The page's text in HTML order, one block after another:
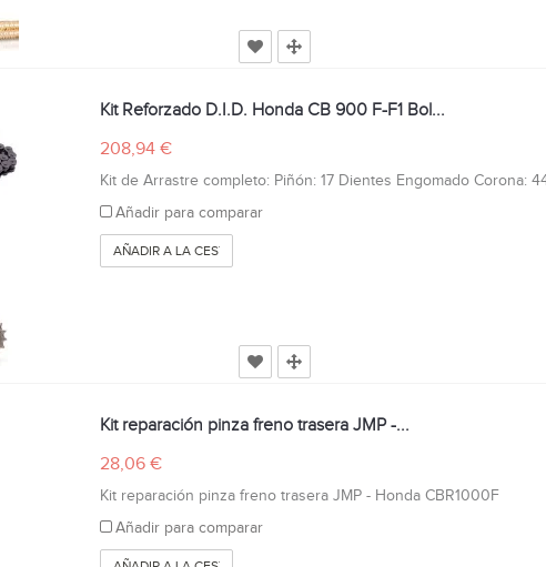
Kit Reforzado D.I.D. Honda CB 900 F-F1 Bol...
208,94 €
Kit de Arrastre completo: Piñón: 17 Dientes Engomado Corona:
Añadir para comparar
AÑADIR A LA CESTA
Kit reparación pinza freno trasera JMP -...
28,06 €
Kit reparación pinza freno trasera JMP - Honda CBR1000F
Añadir para comparar